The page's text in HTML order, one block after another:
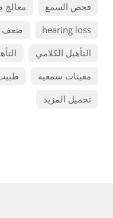
فحص السمع
hearing loss
ضعف
التأهيل الكلامي
معينات سمعية
تحميل المزيد